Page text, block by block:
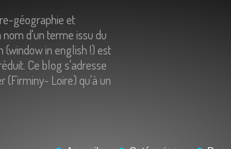
géographie et
d'un terme issu du
in english !) est
Ce blog s'adresse
(Firminy- Loire) qu'à un